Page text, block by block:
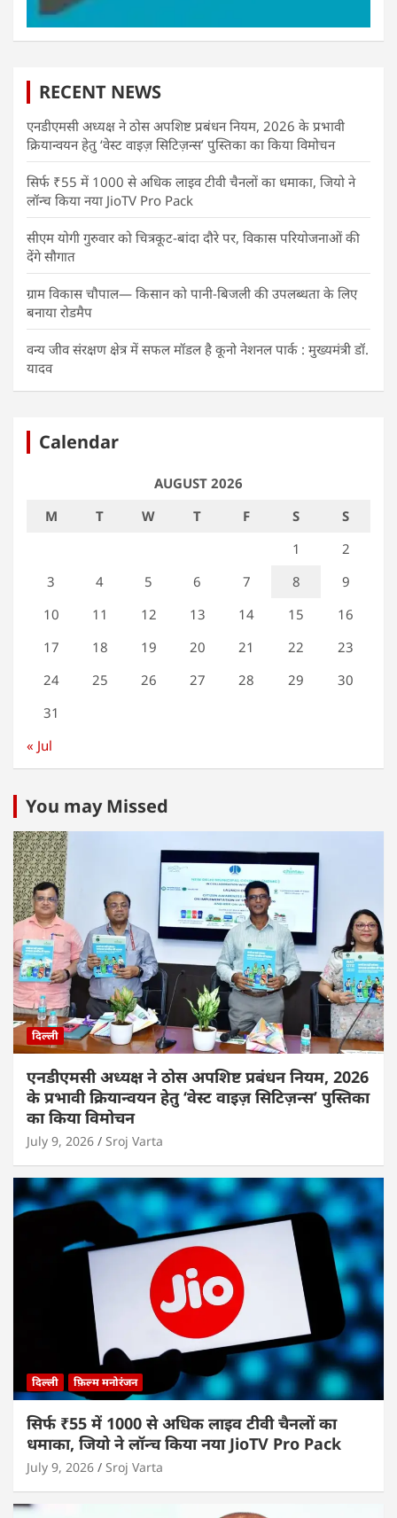
RECENT NEWS
एनडीएमसी अध्यक्ष ने ठोस अपशिष्ट प्रबंधन नियम, 2026 के प्रभावी
क्रियान्वयन हेतु ‘वेस्ट वाइज़ सिटिज़न्स’ पुस्तिका का किया विमोचन
सिर्फ ₹55 में 1000 से अधिक लाइव टीवी चैनलों का धमाका, जियो ने
लॉन्च किया नया JioTV Pro Pack
सीएम योगी गुरुवार को चित्रकूट-बांदा दौरे पर, विकास परियोजनाओं की
देंगे सौगात
ग्राम विकास चौपाल— किसान को पानी-बिजली की उपलब्धता के लिए
बनाया रोडमैप
वन्य जीव संरक्षण क्षेत्र में सफल मॉडल है कूनो नेशनल पार्क : मुख्यमंत्री डॉ.
यादव
Calendar
AUGUST 2026
M
T W T F S
S
1
2
3
4 5 6 7 8
9
10
11 12 13 14 15
16
17
18 19 20 21 22
23
24
25 26 27 28 29
30
31
« Jul
You may Missed
दिल्ली
एनडीएमसी अध्यक्ष ने ठोस अपशिष्ट प्रबंधन नियम, 2026
के प्रभावी क्रियान्वयन हेतु ‘वेस्ट वाइज़ सिटिज़न्स’ पुस्तिका
का किया विमोचन
July 9, 2026 Sroj Varta
दिल्ली फ़िल्म मनोरंजन
सिर्फ ₹55 में 1000 से अधिक लाइव टीवी चैनलों का
धमाका, जियो ने लॉन्च किया नया JioTV Pro Pack
July 9, 2026 Sroj Varta